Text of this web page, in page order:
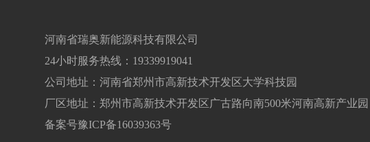
河南省瑞奥新能源科技有限公司
24小时服务热线：19339919041
公司地址：河南省郑州市高新技术开发区大学科技园
厂区地址：郑州市高新技术开发区广古路向南500米河南高新产业园
备案号豫ICP备16039363号